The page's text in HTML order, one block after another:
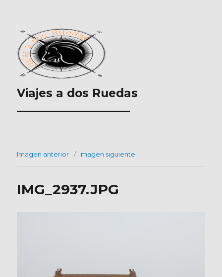
Viajes a dos Ruedas
___________________
Imagen anterior Imagen siguiente
IMG_2937.JPG